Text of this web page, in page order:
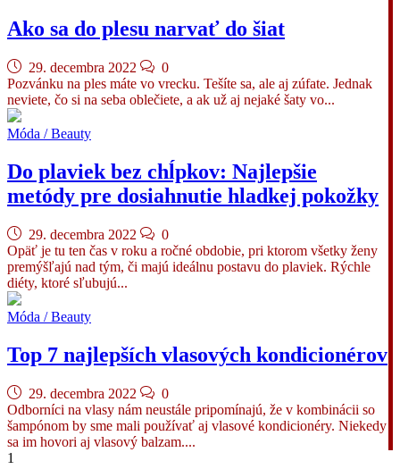
Ako sa do plesu narvať do šiat
29. decembra 2022
0
Pozvánku na ples máte vo vrecku. Tešíte sa, ale aj zúfate. Jednak
neviete, čo si na seba oblečiete, a ak už aj nejaké šaty vo...
Móda / Beauty
Do plaviek bez chĺpkov: Najlepšie
metódy pre dosiahnutie hladkej pokožky
29. decembra 2022
0
Opäť je tu ten čas v roku a ročné obdobie, pri ktorom všetky ženy
premýšľajú nad tým, či majú ideálnu postavu do plaviek. Rýchle
diéty, ktoré sľubujú...
Móda / Beauty
Top 7 najlepších vlasových kondicionérov
29. decembra 2022
0
Odborníci na vlasy nám neustále pripomínajú, že v kombinácii so
šampónom by sme mali používať aj vlasové kondicionéry. Niekedy
sa im hovori aj vlasový balzam....
Navigácia
1